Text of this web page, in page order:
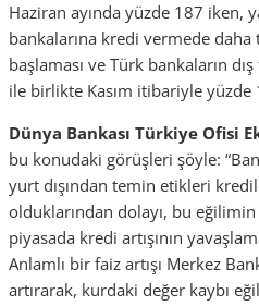
Haziran ayında yüzde 187 iken,
bankalarına kredi vermede
başlaması ve Türk bankaların
ile birlikte Kasım itibariyle yüzde
Dünya Bankası Türkiye Ofisi
bu konudaki görüşleri şöyle:
yurt dışından temin etikleri
olduklarından dolayı, bu
piyasada kredi artışının
Anlamlı bir faiz artışı Merkez
artırarak, kurdaki değer kaybı